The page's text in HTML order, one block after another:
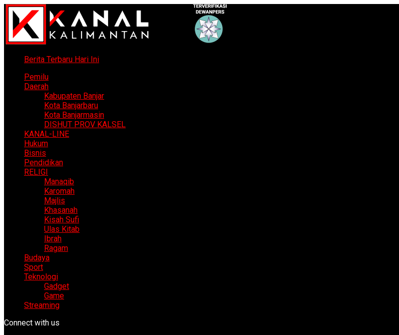
Berita Terbaru Hari Ini
Pemilu
Daerah
Kabupaten Banjar
Kota Banjarbaru
Kota Banjarmasin
DISHUT PROV KALSEL
KANAL-LINE
Hukum
Bisnis
Pendidikan
RELIGI
Manaqib
Karomah
Majlis
Khasanah
Kisah Sufi
Ulas Kitab
Ibrah
Ragam
Budaya
Sport
Teknologi
Gadget
Game
Streaming
Connect with us